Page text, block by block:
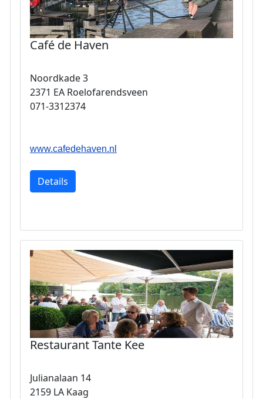
Café de Haven
Noordkade 3
2371 EA Roelofarendsveen
071-3312374
www.cafedehaven.nl
Details
Restaurant Tante Kee
Julianalaan 14
2159 LA Kaag